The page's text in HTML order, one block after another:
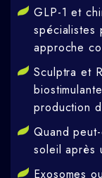
GLP-1 et
spécialistes
approche
Sculptra et
production
Quand
soleil après
Exosomes